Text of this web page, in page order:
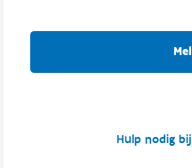
Hulp nodig